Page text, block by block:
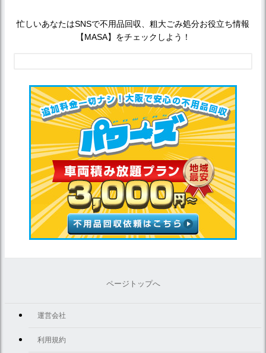
忙しいあなたはSNSで不用品回収、粗大ごみ処分お役立ち情報
【MASA】をチェックしよう！
ページトップへ
運営会社
利用規約